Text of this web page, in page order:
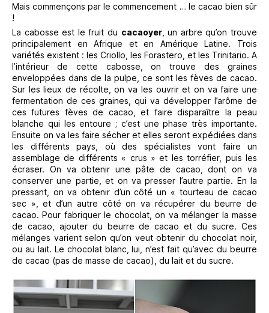
Mais commençons par le commencement … le cacao bien sûr
!
La cabosse est le fruit du cacaoyer, un arbre qu’on trouve
principalement en Afrique et en Amérique Latine. Trois
variétés existent : les Criollo, les Forastero, et les Trinitario. A
l’intérieur de cette cabosse, on trouve des graines
enveloppées dans de la pulpe, ce sont les fèves de cacao.
Sur les lieux de récolte, on va les ouvrir et on va faire une
fermentation de ces graines, qui va développer l’arôme de
ces futures fèves de cacao, et faire disparaître la peau
blanche qui les entoure ; c’est une phase très importante.
Ensuite on va les faire sécher et elles seront expédiées dans
les différents pays, où des spécialistes vont faire un
assemblage de différents « crus » et les torréfier, puis les
écraser. On va obtenir une pâte de cacao, dont on va
conserver une partie, et on va presser l’autre partie. En la
pressant, on va obtenir d’un côté un « tourteau de cacao
sec », et d’un autre côté on va récupérer du beurre de
cacao. Pour fabriquer le chocolat, on va mélanger la masse
de cacao, ajouter du beurre de cacao et du sucre. Ces
mélanges varient selon qu’on veut obtenir du chocolat noir,
ou au lait. Le chocolat blanc, lui, n’est fait qu’avec du beurre
de cacao (pas de masse de cacao), du lait et du sucre.